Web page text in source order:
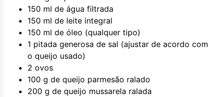
150 ml de água filtrada
150 ml de leite integral
150 ml de óleo (qualquer tipo)
1 pitada generosa de sal (ajustar de acordo com
o queijo usado)
2 ovos
100 g de queijo parmesão ralado
200 g de queijo mussarela ralada